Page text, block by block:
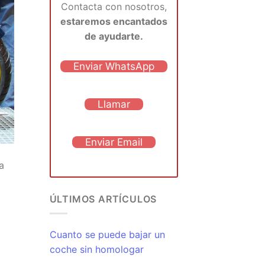
Contacta con nosotros,
estaremos encantados
de ayudarte.
Enviar WhatsApp
Llamar
Enviar Email
ÚLTIMOS ARTÍCULOS
Cuanto se puede bajar un
coche sin homologar